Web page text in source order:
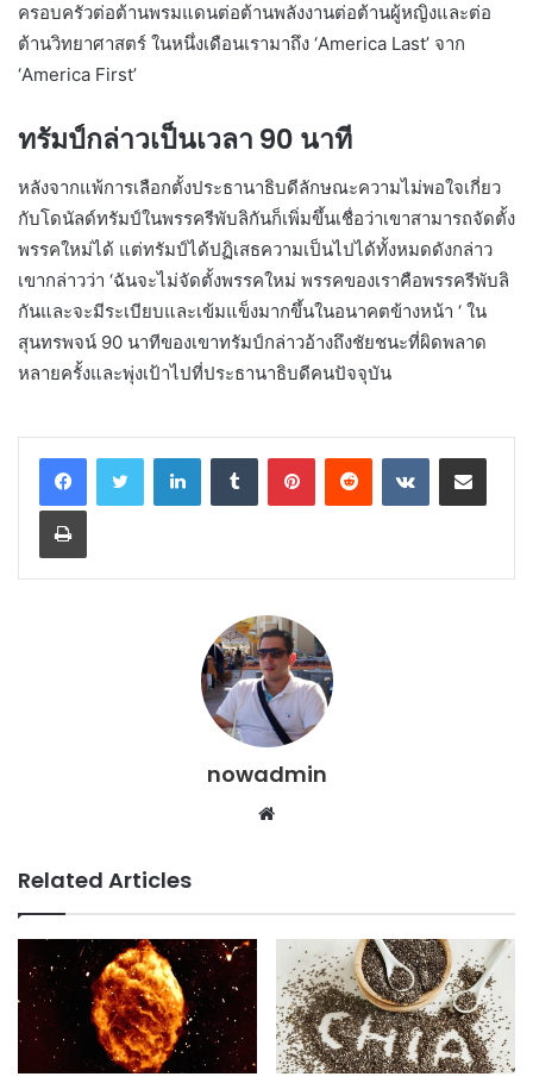
ครอบครัวต่อต้านพรมแดนต่อต้านพลังงานต่อต้านผู้หญิงและต่อ
ต้านวิทยาศาสตร์ ในหนึ่งเดือนเรามาถึง ‘America Last’ จาก
‘America First’
ทรัมป์กล่าวเป็นเวลา 90 นาที
หลังจากแพ้การเลือกตั้งประธานาธิบดีลักษณะความไม่พอใจเกี่ยว
กับโดนัลด์ทรัมป์ในพรรครีพับลิกันก็เพิ่มขึ้นเชื่อว่าเขาสามารถจัดตั้ง
พรรคใหม่ได้ แต่ทรัมป์ได้ปฏิเสธความเป็นไปได้ทั้งหมดดังกล่าว
เขากล่าวว่า ‘ฉันจะไม่จัดตั้งพรรคใหม่ พรรคของเราคือพรรครีพับลิ
กันและจะมีระเบียบและเข้มแข็งมากขึ้นในอนาคตข้างหน้า ‘ ใน
สุนทรพจน์ 90 นาทีของเขาทรัมป์กล่าวอ้างถึงชัยชนะที่ผิดพลาด
หลายครั้งและพุ่งเป้าไปที่ประธานาธิบดีคนปัจจุบัน
LinkedInTumblr PinterestReddit VKontakteShare via Email
Print
nowadmin
Website
Related Articles